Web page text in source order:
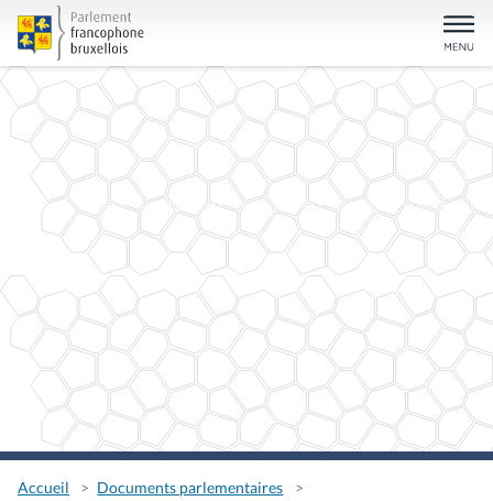
Accueil
Documents parlementaires